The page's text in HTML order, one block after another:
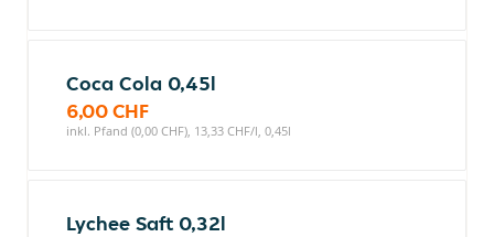
Coca Cola 0,45l
6,00 CHF
inkl. Pfand (0,00 CHF), 13,33 CHF/l, 0,45l
Lychee Saft 0,32l